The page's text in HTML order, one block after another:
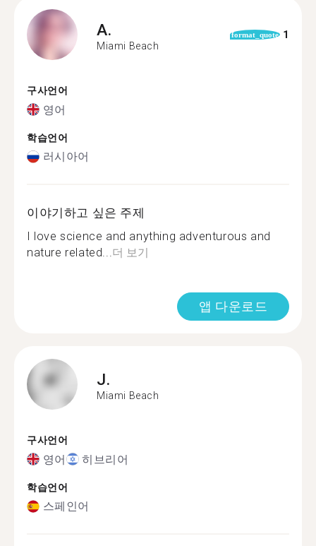
A.
Miami Beach
format_quote 1
구사언어
영어
학습언어
러시아어
이야기하고 싶은 주제
I love science and anything adventurous and
nature related...더 보기
앱 다운로드
J.
Miami Beach
구사언어
영어 히브리어
학습언어
스페인어